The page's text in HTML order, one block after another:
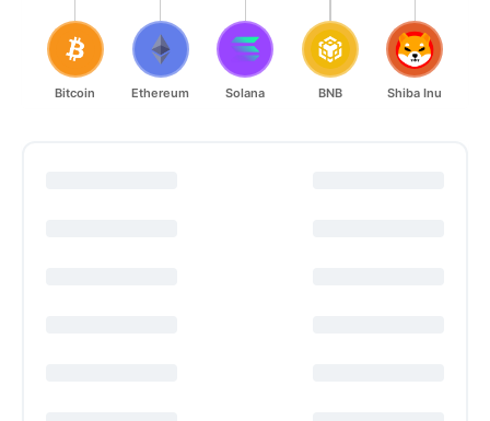
Bitcoin Ethereum Solana BNB Shiba Inu